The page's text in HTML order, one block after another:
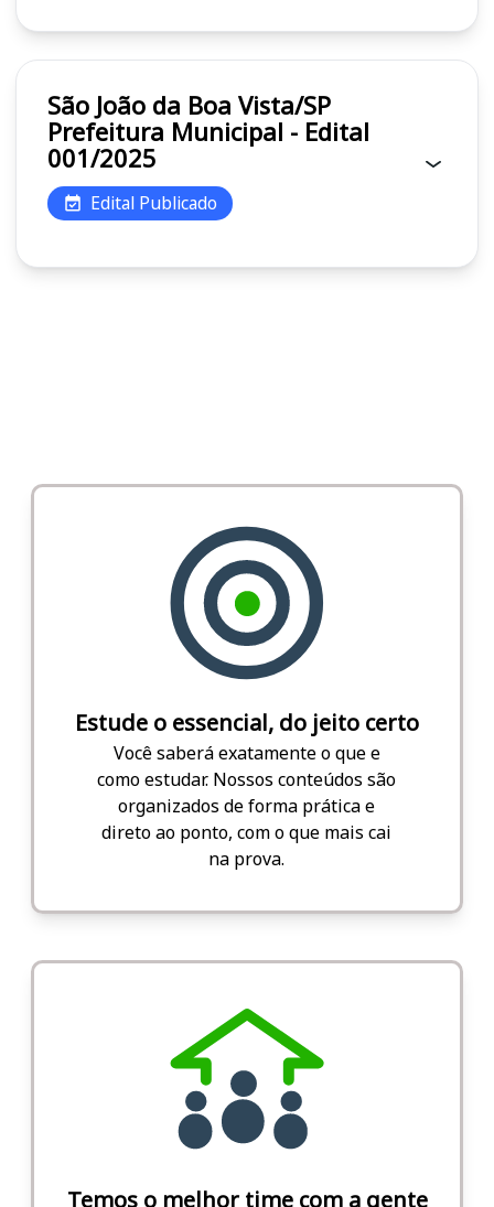
São João da Boa Vista/SP
Prefeitura Municipal - Edital
001/2025
Edital Publicado
Estude o essencial, do jeito certo
Você saberá exatamente o que e
como estudar. Nossos conteúdos são
organizados de forma prática e
direto ao ponto, com o que mais cai
na prova.
Temos o melhor time com a gente